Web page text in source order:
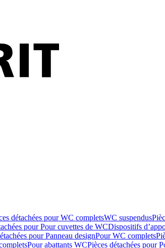
détachées pour WC completsWC suspendus
pour Pour cuvettes de WCDispositifs
pour Panneau designPour WC complets
Pour abattants WCPièces détachées pour